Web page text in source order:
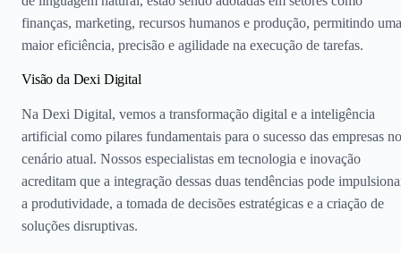
finanças, marketing, recursos humanos e produção, permitindo uma
maior eficiência, precisão e agilidade na execução de tarefas.
Visão da Dexi Digital
Na Dexi Digital, vemos a transformação digital e a inteligência
artificial como pilares fundamentais para o sucesso das empresas no
cenário atual. Nossos especialistas em tecnologia e inovação
acreditam que a integração dessas duas tendências pode
a produtividade, a tomada de decisões estratégicas e a criação de
soluções disruptivas.